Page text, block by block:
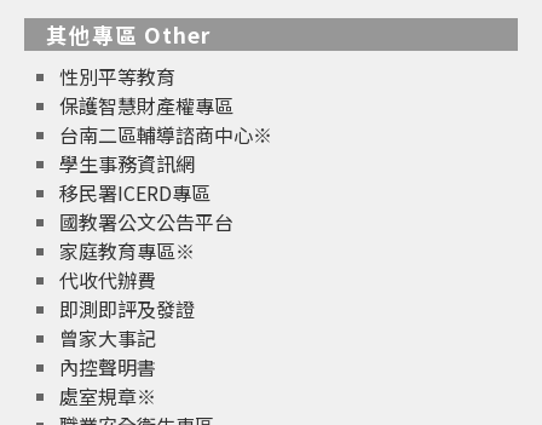
其他專區 Other
性別平等教育
保護智慧財產權專區
台南二區輔導諮商中心※
學生事務資訊網
移民署ICERD專區
國教署公文公告平台
家庭教育專區※
代收代辦費
即測即評及發證
曾家大事記
內控聲明書
處室規章※